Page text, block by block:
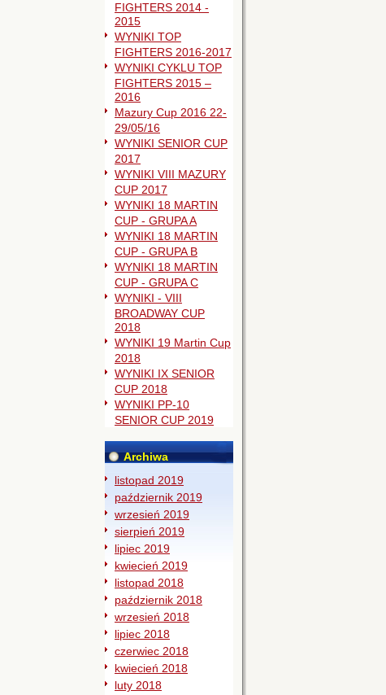
FIGHTERS 2014 -
2015
WYNIKI TOP
FIGHTERS 2016-2017
WYNIKI CYKLU TOP
FIGHTERS 2015 –
2016
Mazury Cup 2016 22-
29/05/16
WYNIKI SENIOR CUP
2017
WYNIKI VIII MAZURY
CUP 2017
WYNIKI 18 MARTIN
CUP - GRUPA A
WYNIKI 18 MARTIN
CUP - GRUPA B
WYNIKI 18 MARTIN
CUP - GRUPA C
WYNIKI - VIII
BROADWAY CUP
2018
WYNIKI 19 Martin Cup
2018
WYNIKI IX SENIOR
CUP 2018
WYNIKI PP-10
SENIOR CUP 2019
Archiwa
listopad 2019
październik 2019
wrzesień 2019
sierpień 2019
lipiec 2019
kwiecień 2019
listopad 2018
październik 2018
wrzesień 2018
lipiec 2018
czerwiec 2018
kwiecień 2018
luty 2018